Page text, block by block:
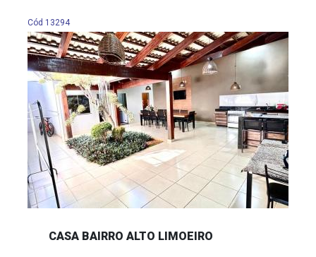
Cód 13294
CASA BAIRRO ALTO LIMOEIRO